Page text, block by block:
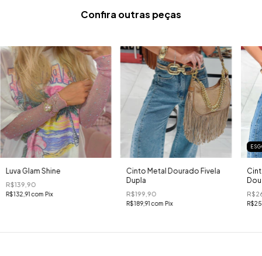
Confira outras peças
Luva Glam Shine
R$139,90
R$132,91com Pix
Cinto Metal Dourado Fivela
Dupla
R$199,90
R$189,91com Pix